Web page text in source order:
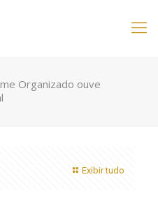
Organizado ouve
Exibir tudo